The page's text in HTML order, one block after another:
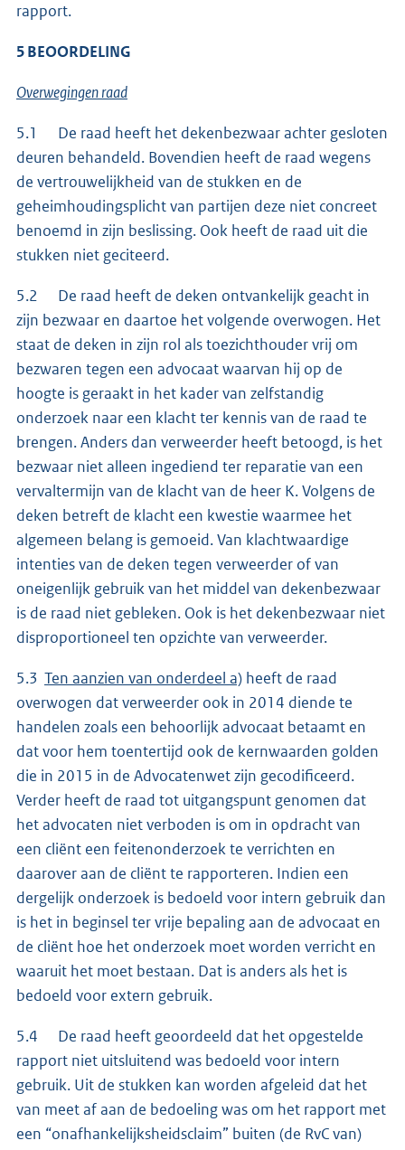
rapport.
5BEOORDELING
Overwegingen raad
5.1 De raad heeft het dekenbezwaar achter gesloten
deuren behandeld. Bovendien heeft de raad wegens
de vertrouwelijkheid van de stukken en de
geheimhoudingsplicht van partijen deze niet concreet
benoemd in zijn beslissing. Ook heeft de raad uit die
stukken niet geciteerd.
5.2 De raad heeft de deken ontvankelijk geacht in
zijn bezwaar en daartoe het volgende overwogen. Het
staat de deken in zijn rol als toezichthouder vrij om
bezwaren tegen een advocaat waarvan hij op de
hoogte is geraakt in het kader van zelfstandig
onderzoek naar een klacht ter kennis van de raad te
brengen. Anders dan verweerder heeft betoogd, is het
bezwaar niet alleen ingediend ter reparatie van een
vervaltermijn van de klacht van de heer K. Volgens de
deken betreft de klacht een kwestie waarmee het
algemeen belang is gemoeid. Van klachtwaardige
intenties van de deken tegen verweerder of van
oneigenlijk gebruik van het middel van dekenbezwaar
is de raad niet gebleken. Ook is het dekenbezwaar niet
disproportioneel ten opzichte van verweerder.
5.3 Ten aanzien van onderdeel a) heeft de raad
overwogen dat verweerder ook in 2014 diende te
handelen zoals een behoorlijk advocaat betaamt en
dat voor hem toentertijd ook de kernwaarden golden
die in 2015 in de Advocatenwet zijn gecodificeerd.
Verder heeft de raad tot uitgangspunt genomen dat
het advocaten niet verboden is om in opdracht van
een cliënt een feitenonderzoek te verrichten en
daarover aan de cliënt te rapporteren. Indien een
dergelijk onderzoek is bedoeld voor intern gebruik dan
is het in beginsel ter vrije bepaling aan de advocaat en
de cliënt hoe het onderzoek moet worden verricht en
waaruit het moet bestaan. Dat is anders als het is
bedoeld voor extern gebruik.
5.4 De raad heeft geoordeeld dat het opgestelde
rapport niet uitsluitend was bedoeld voor intern
gebruik. Uit de stukken kan worden afgeleid dat het
van meet af aan de bedoeling was om het rapport met
een “onafhankelijksheidsclaim” buiten (de RvC van)